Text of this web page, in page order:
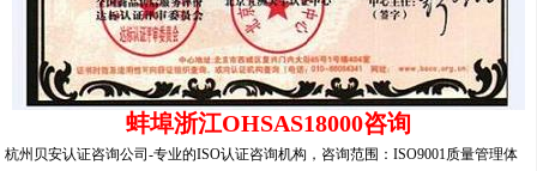
蚌埠浙江OHSAS18000咨询
杭州贝安认证咨询公司-专业的ISO认证咨询机构，咨询范围：ISO9001质量管理体